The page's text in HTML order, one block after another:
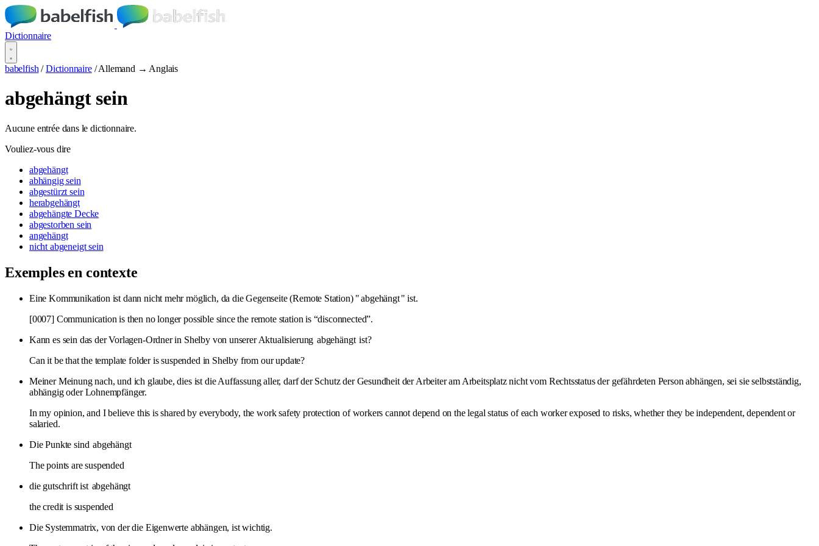
Dictionnaire
babelfish / Dictionnaire / Allemand → Anglais
abgehängt sein
Aucune entrée dans le dictionnaire.
Vouliez-vous dire
abgehängt
abhängig sein
abgestürzt sein
herabgehängt
abgehängte Decke
abgestorben sein
angehängt
nicht abgeneigt sein
Exemples en contexte
Eine Kommunikation ist dann nicht mehr möglich, da die Gegenseite (Remote Station) "abgehängt" ist.
[0007] Communication is then no longer possible since the remote station is “disconnected”.
Kann es sein das der Vorlagen-Ordner in Shelby von unserer Aktualisierung abgehängt ist?
Can it be that the template folder is suspended in Shelby from our update?
Meiner Meinung nach, und ich glaube, dies ist die Auffassung aller, darf der Schutz der Gesundheit der Arbeiter am Arbeitsplatz nicht vom Rechtsstatus der gefährdeten Person abhängen, sei sie selbstständig,
abhängig oder Lohnempfänger.
In my opinion, and I believe this is shared by everybody, the work safety protection of workers cannot depend on the legal status of each worker exposed to risks, whether they be independent, dependent or
salaried.
Die Punkte sind abgehängt
The points are suspended
die gutschrift ist abgehängt
the credit is suspended
Die Systemmatrix, von der die Eigenwerte abhängen, ist wichtig.